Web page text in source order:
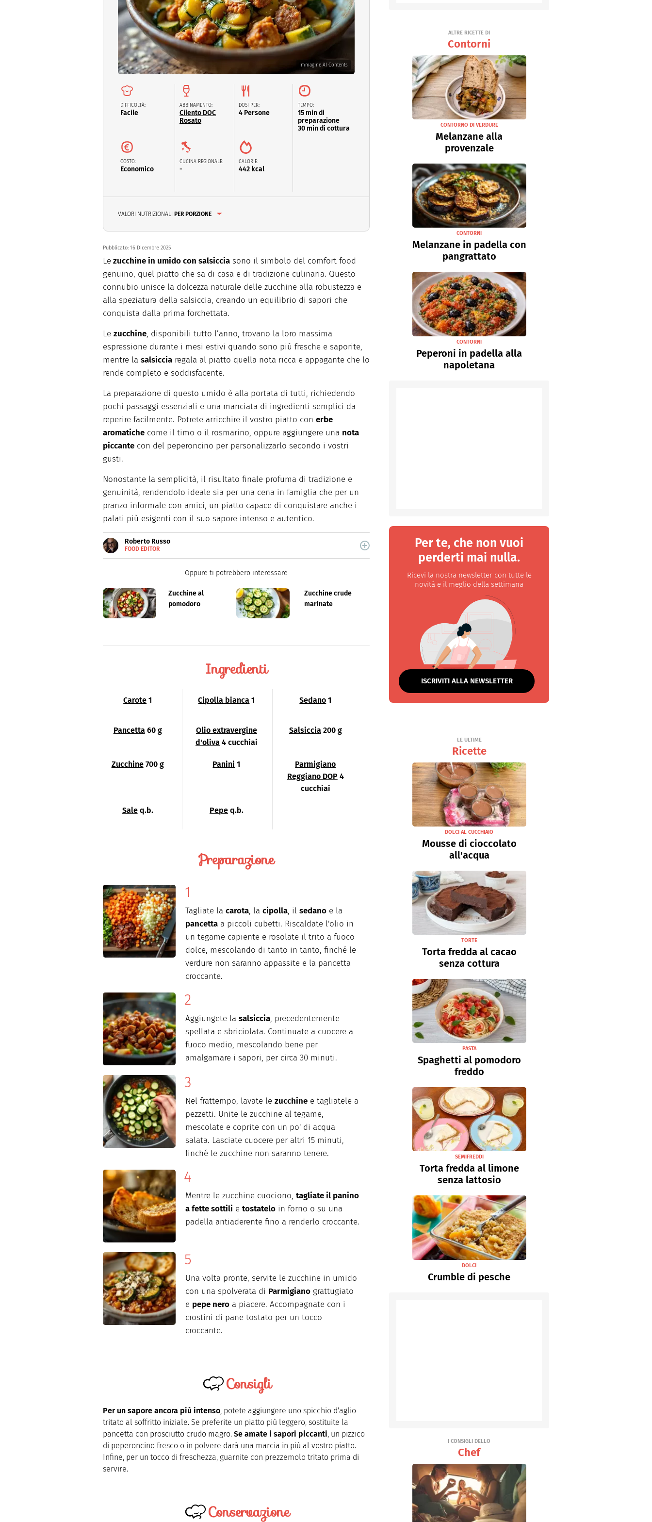
Dolci Pasqua
San Valentino
Immagine AI Contents
DIFFICOLTÀ:
Facile
ABBINAMENTO:
Cilento DOC
Rosato
COSTO:
Economico
CUCINA REGIONALE:
-
DOSI PER:
4 Persone
CALORIE:
442 kcal
TEMPO:
15 min di
preparazione
30 min di cottura
VALORI NUTRIZIONALI PER PORZIONE
Pubblicato: 16 Dicembre 2025
Le zucchine in umido con salsiccia sono il simbolo del comfort food
genuino, quel piatto che sa di casa e di tradizione culinaria. Questo
connubio unisce la dolcezza naturale delle zucchine alla robustezza e
alla speziatura della salsiccia, creando un equilibrio di sapori che
conquista dalla prima forchettata.
Le zucchine, disponibili tutto l’anno, trovano la loro massima
espressione durante i mesi estivi quando sono più fresche e saporite,
mentre la salsiccia regala al piatto quella nota ricca e appagante che lo
rende completo e soddisfacente.
La preparazione di questo umido è alla portata di tutti, richiedendo
pochi passaggi essenziali e una manciata di ingredienti semplici da
reperire facilmente. Potrete arricchire il vostro piatto con erbe
aromatiche come il timo o il rosmarino, oppure aggiungere una nota
piccante con del peperoncino per personalizzarlo secondo i vostri
gusti.
Nonostante la semplicità, il risultato finale profuma di tradizione e
genuinità, rendendolo ideale sia per una cena in famiglia che per un
pranzo informale con amici, un piatto capace di conquistare anche i
palati più esigenti con il suo sapore intenso e autentico.
Roberto Russo
FOOD EDITOR
Roberto Russo unisce la passione per libri e cucina. Ha pubblicato vari libri di
Oppure ti potrebbero interessare
Zucchine al
pomodoro
Zucchine crude
marinate
Ingredienti
Carote 1 Cipolla bianca 1 Sedano 1
Pancetta 60 g
Olio extravergine
d'oliva 4 cucchiai
Salsiccia 200 g
Zucchine 700 g Panini 1
Parmigiano
Reggiano DOP 4
cucchiai
Sale q.b. Pepe q.b.
Preparazione
Tagliate la carota, la cipolla, il sedano e la
pancetta a piccoli cubetti. Riscaldate l'olio in
un tegame capiente e rosolate il trito a fuoco
dolce, mescolando di tanto in tanto, finché le
verdure non saranno appassite e la pancetta
croccante.
Aggiungete la salsiccia, precedentemente
spellata e sbriciolata. Continuate a cuocere a
fuoco medio, mescolando bene per
amalgamare i sapori, per circa 30 minuti.
Nel frattempo, lavate le zucchine e tagliatele a
pezzetti. Unite le zucchine al tegame,
mescolate e coprite con un po' di acqua
salata. Lasciate cuocere per altri 15 minuti,
finché le zucchine non saranno tenere.
Mentre le zucchine cuociono, tagliate il panino
a fette sottili e tostatelo in forno o su una
padella antiaderente fino a renderlo croccante.
Una volta pronte, servite le zucchine in umido
con una spolverata di Parmigiano grattugiato
e pepe nero a piacere. Accompagnate con i
crostini di pane tostato per un tocco
croccante.
Consigli
Per un sapore ancora più intenso, potete aggiungere uno spicchio d'aglio
tritato al soffritto iniziale. Se preferite un piatto più leggero, sostituite la
pancetta con prosciutto crudo magro. Se amate i sapori piccanti, un pizzico
di peperoncino fresco o in polvere darà una marcia in più al vostro piatto.
Infine, per un tocco di freschezza, guarnite con prezzemolo tritato prima di
servire.
Conservazione
ALTRE RICETTE DI
Contorni
CONTORNO DI VERDURE
Melanzane alla
provenzale
CONTORNI
Melanzane in padella con
pangrattato
CONTORNI
Peperoni in padella alla
napoletana
Per te, che non vuoi
perderti mai nulla.
Ricevi la nostra newsletter con tutte le
novità e il meglio della settimana
ISCRIVITI ALLA NEWSLETTER
LE ULTIME
Ricette
DOLCI AL CUCCHIAIO
Mousse di cioccolato
all'acqua
TORTE
Torta fredda al cacao
senza cottura
PASTA
Spaghetti al pomodoro
freddo
SEMIFREDDI
Torta fredda al limone
senza lattosio
DOLCI
Crumble di pesche
I CONSIGLI DELLO
Chef